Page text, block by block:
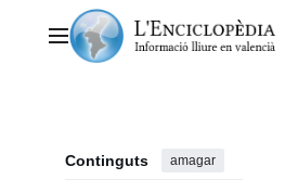
contingutMenú principal
Continguts amagar